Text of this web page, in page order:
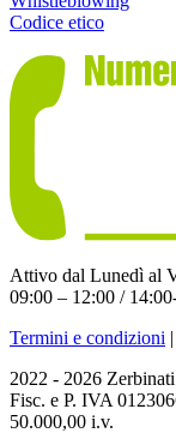
Codice etico
Attivo dal Lunedì al
09:00 – 12:00 /
Termini e condizioni |
2022 - 2026
Fisc. e P. IVA
50.000,00 i.v.